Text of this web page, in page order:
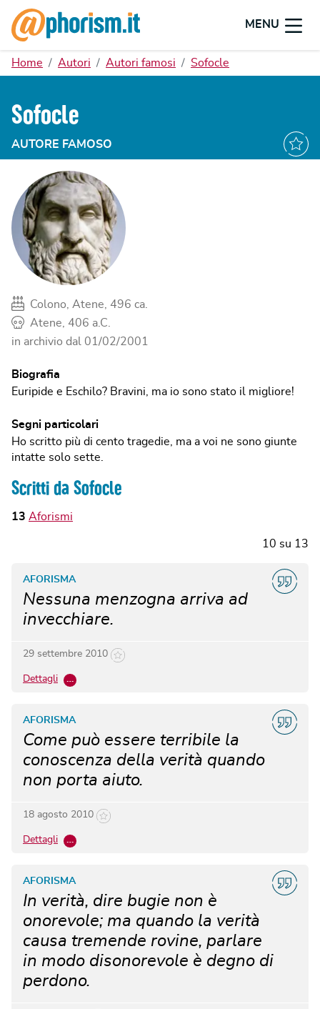
MENU
Home Autori Autori famosi Sofocle
Sofocle
AUTORE FAMOSO
Colono, Atene, 496 ca.
Atene, 406 a.C.
in archivio dal 01/02/2001
Biografia
Euripide e Eschilo? Bravini, ma io sono stato il migliore!
Segni particolari
Ho scritto più di cento tragedie, ma a voi ne sono giunte
intatte solo sette.
Scritti da Sofocle
13 Aforismi
10 su 13
Nessuna menzogna arriva ad
invecchiare.
AFORISMA
29 settembre 2010
Dettagli …
Come può essere terribile la
conoscenza della verità quando
non porta aiuto.
AFORISMA
18 agosto 2010
Dettagli …
In verità, dire bugie non è
onorevole; ma quando la verità
causa tremende rovine, parlare
in modo disonorevole è degno di
perdono.
AFORISMA